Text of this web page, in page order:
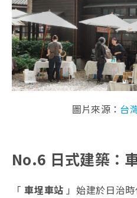
圖片來源： 台
No.6 日式建築：
「車埕車站 」始建於日治